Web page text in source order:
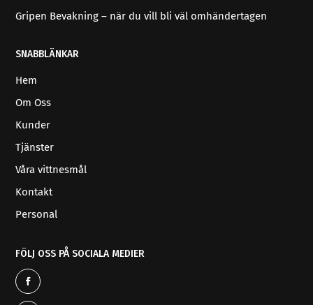
Gripen Bevakning – när du vill bli väl omhändertagen
SNABBLÄNKAR
Hem
Om Oss
Kunder
Tjänster
Våra vittnesmål
Kontakt
Personal
FÖLJ OSS PÅ SOCIALA MEDIER